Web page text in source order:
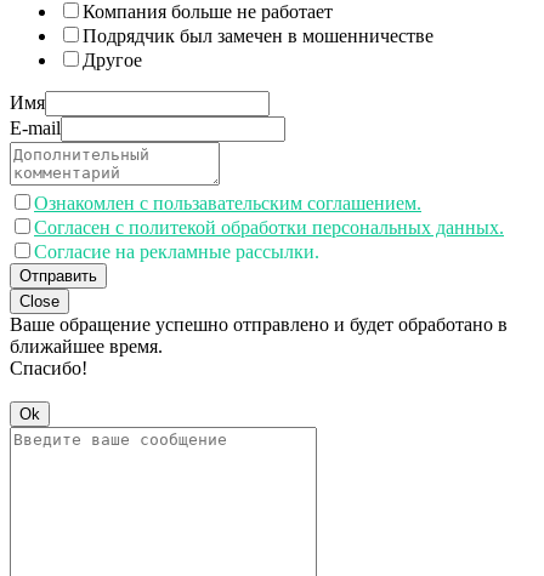
Компания больше не работает
Подрядчик был замечен в мошенничестве
Другое
Имя
E-mail
Ознакомлен с пользавательским соглашением.
Согласен с политекой обработки персональных данных.
Согласие на рекламные рассылки.
Отправить
Close
Ваше обращение успешно отправлено и будет обработано в
ближайшее время.
Спасибо!
Ok